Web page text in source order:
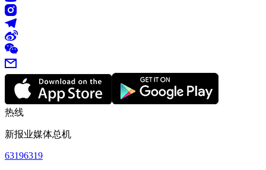
热线
新报业媒体总机
63196319